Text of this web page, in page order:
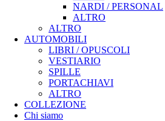
NARDI / PERSONAL
ALTRO
ALTRO
AUTOMOBILI
LIBRI / OPUSCOLI
VESTIARIO
SPILLE
PORTACHIAVI
ALTRO
COLLEZIONE
Chi siamo